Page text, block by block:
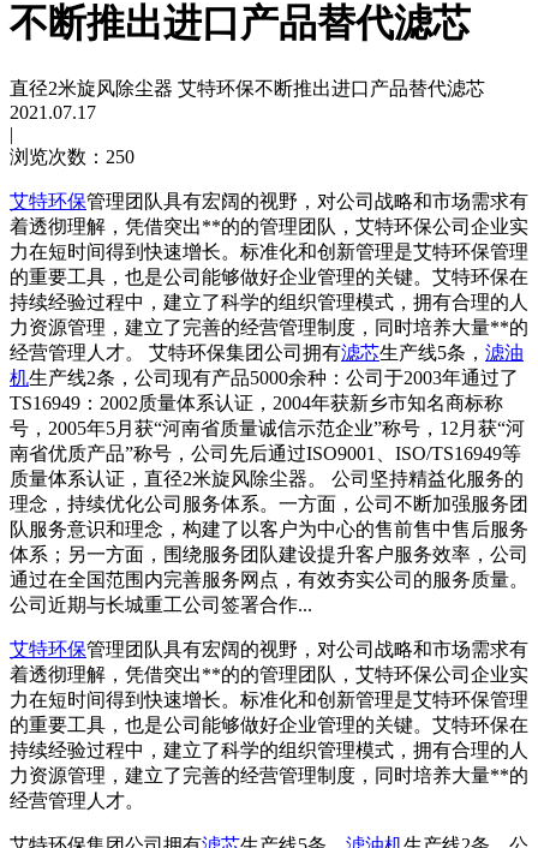
不断推出进口产品替代滤芯
直径2米旋风除尘器 艾特环保不断推出进口产品替代滤芯
2021.07.17
|
浏览次数：250
艾特环保管理团队具有宏阔的视野，对公司战略和市场需求有
着透彻理解，凭借突出**的的管理团队，艾特环保公司企业实
力在短时间得到快速增长。标准化和创新管理是艾特环保管理
的重要工具，也是公司能够做好企业管理的关键。艾特环保在
持续经验过程中，建立了科学的组织管理模式，拥有合理的人
力资源管理，建立了完善的经营管理制度，同时培养大量**的
经营管理人才。 艾特环保集团公司拥有滤芯生产线5条， 滤油
机生产线2条，公司现有产品5000余种：公司于2003年通过了
TS16949：2002质量体系认证，2004年获新乡市知名商标称
号，2005年5月获“河南省质量诚信示范企业”称号，12月获“河
南省优质产品”称号，公司先后通过ISO9001、ISO/TS16949等
质量体系认证，直径2米旋风除尘器。 公司坚持精益化服务的
理念，持续优化公司服务体系。一方面，公司不断加强服务团
队服务意识和理念，构建了以客户为中心的售前售中售后服务
体系；另一方面，围绕服务团队建设提升客户服务效率，公司
通过在全国范围内完善服务网点，有效夯实公司的服务质量。
公司近期与长城重工公司签署合作...
艾特环保管理团队具有宏阔的视野，对公司战略和市场需求有
着透彻理解，凭借突出**的的管理团队，艾特环保公司企业实
力在短时间得到快速增长。标准化和创新管理是艾特环保管理
的重要工具，也是公司能够做好企业管理的关键。艾特环保在
持续经验过程中，建立了科学的组织管理模式，拥有合理的人
力资源管理，建立了完善的经营管理制度，同时培养大量**的
经营管理人才。